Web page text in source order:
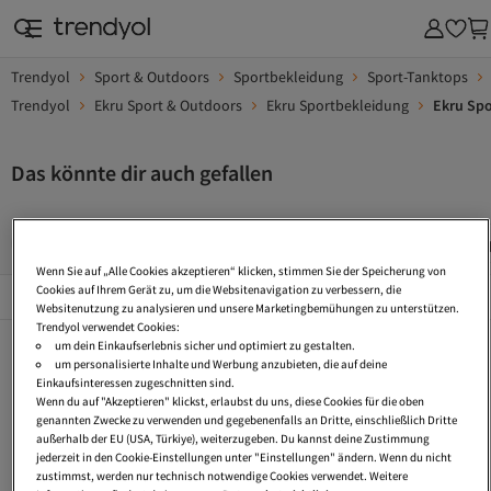
Trendyol Sport & Outdoors Sportbekleidung
Sport-Tanktops
Trendyol
Ekru Sport & Outdoors Ekru Sportbekleidung Ekru
Das könnte dir auch gefallen
Beliebte Seiten Alles Sehen
Kurze Tops Unterhemd Mit Integriertem Bh BaumwolleSport T Shirt
Unterhemd Mit Stehkragen Bedruckte Tops
Sport Bhs
Sommer Tops
Tankini 85D
Tankini Cup F
Tankini Lang
Wenn Sie auf „Alle Cookies akzeptieren“ klicken, stimmen Sie der Speicherung von
Cookies auf Ihrem Gerät zu, um die Websitenavigation zu verbessern, die
Websitenutzung zu analysieren und unsere Marketingbemühungen zu unterstützen.
Trendyol verwendet Cookies:
um dein Einkaufserlebnis sicher und optimiert zu gestalten.
um personalisierte Inhalte und Werbung anzubieten, die auf deine
Einkaufsinteressen zugeschnitten sind.
Wenn du auf "Akzeptieren" klickst, erlaubst du uns, diese Cookies für die oben
genannten Zwecke zu verwenden und gegebenenfalls an Dritte, einschließlich Dritte
außerhalb der EU (USA, Türkiye), weiterzugeben. Du kannst deine Zustimmung
jederzeit in den Cookie-Einstellungen unter "Einstellungen" ändern. Wenn du nicht
zustimmst, werden nur technisch notwendige Cookies verwendet. Weitere